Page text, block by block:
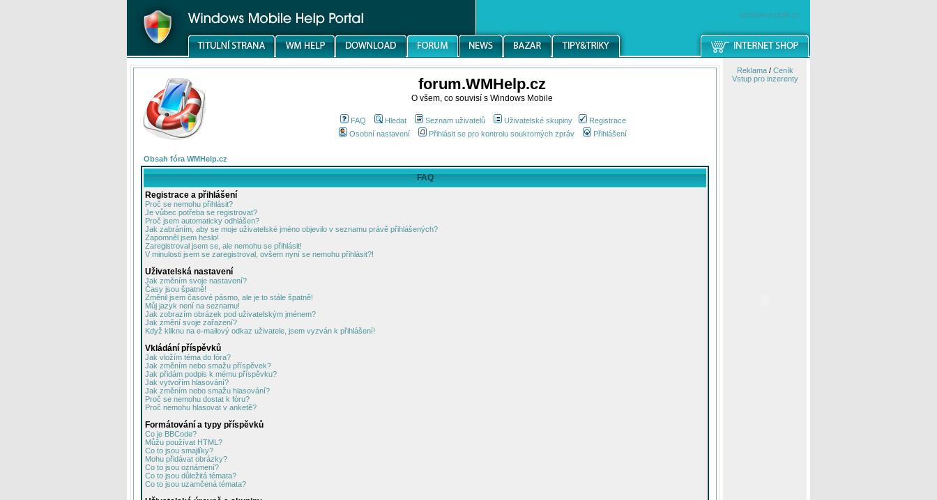
windowsmobile.cz
forum.WMHelp.cz
O všem, co souvisí s Windows Mobile
FAQ Hledat Seznam uživatelů Uživatelské skupiny
Registrace
Osobní nastavení
Přihlásit se pro kontrolu soukromých zpráv Přihlášení
Obsah fóra WMHelp.cz
FAQ
Registrace a přihlášení
Proč se nemohu přihlásit?
Je vůbec potřeba se registrovat?
Proč jsem automaticky odhlášen?
Jak zabráním, aby se moje uživatelské jméno objevilo v seznamu právě přihlášených?
Zapomněl jsem heslo!
Zaregistroval jsem se, ale nemohu se přihlásit!
V minulosti jsem se zaregistroval, ovšem nyní se nemohu přihlásit?!
Uživatelská nastavení
Jak změním svoje nastavení?
Časy jsou špatně!
Změnil jsem časové pásmo, ale je to stále špatně!
Můj jazyk není na seznamu!
Jak zobrazím obrázek pod uživatelským jménem?
Jak změní svoje zařazení?
Když kliknu na e-mailový odkaz uživatele, jsem vyzván k přihlášení!
Vkládání příspěvků
Jak vložím téma do fóra?
Jak změním nebo smažu příspěvek?
Jak přidám podpis k mému příspěvku?
Jak vytvořím hlasování?
Jak změním nebo smažu hlasování?
Proč se nemohu dostat k fóru?
Proč nemohu hlasovat v anketě?
Formátování a typy příspěvků
Co je BBCode?
Můžu používat HTML?
Co to jsou smajlíky?
Mohu přidávat obrázky?
Co to jsou oznámení?
Co to jsou důležitá témata?
Co to jsou uzamčená témata?
Reklama/ Ceník
Vstup pro inzerenty